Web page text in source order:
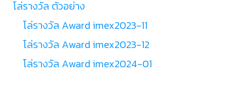
โล่รางวัล ตัวอย่าง
โล่รางวัล Award imex2023-11
โล่รางวัล Award imex2023-12
โล่รางวัล Award imex2024-01